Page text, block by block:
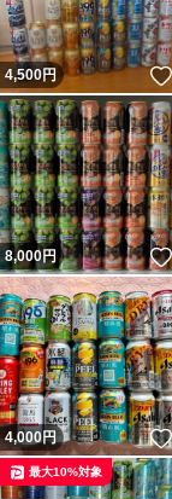
4,500円
8,000円
4,000円
最大10%対象